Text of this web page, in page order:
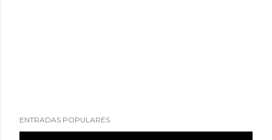
ENTRADAS POPULARES